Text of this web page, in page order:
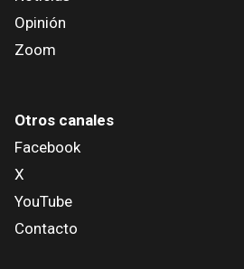
Opinión
Zoom
Otros canales
Facebook
X
YouTube
Contacto